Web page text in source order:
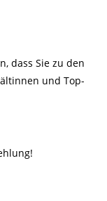
dass Sie zu den
und Top-